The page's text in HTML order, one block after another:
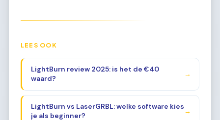
LEES OOK
LightBurn review 2025: is het de €40
waard?
→
LightBurn vs LaserGRBL: welke software kies
je als beginner?
→